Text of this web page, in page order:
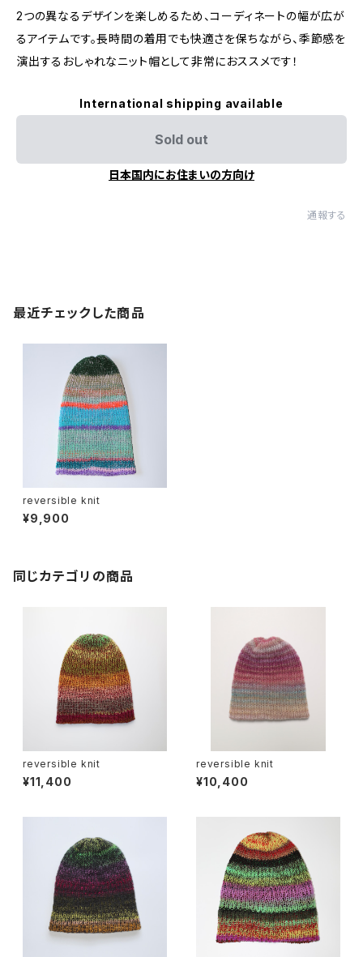
2つの異なるデザインを楽しめるため、コーディネートの幅が広が
るアイテムです。長時間の着用でも快適さを保ちながら、季節感を
演出するおしゃれなニット帽として非常におススメです！
International shipping available
Sold out
日本国内にお住まいの方向け
通報する
最近チェックした商品
reversible knit
¥9,900
同じカテゴリの商品
reversible knit
¥11,400
reversible knit
¥10,400